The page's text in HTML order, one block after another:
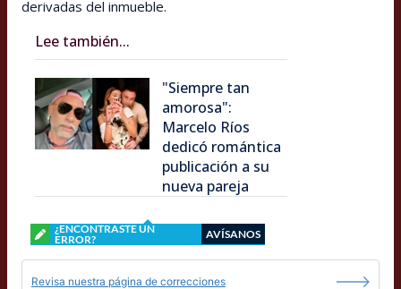
derivadas del inmueble.
Lee también...
"Siempre tan
amorosa":
Marcelo Ríos
dedicó romántica
publicación a su
nueva pareja
¿ENCONTRASTE UN
ERROR?
AVÍSANOS
Revisa nuestra página de correcciones